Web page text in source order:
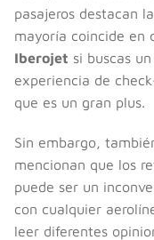
pasajeros destacan
mayoría coincide en
Iberojet si buscas
experiencia de
que es un gran plus.
Sin embargo,
mencionan que los
puede ser un
con cualquier
leer diferentes